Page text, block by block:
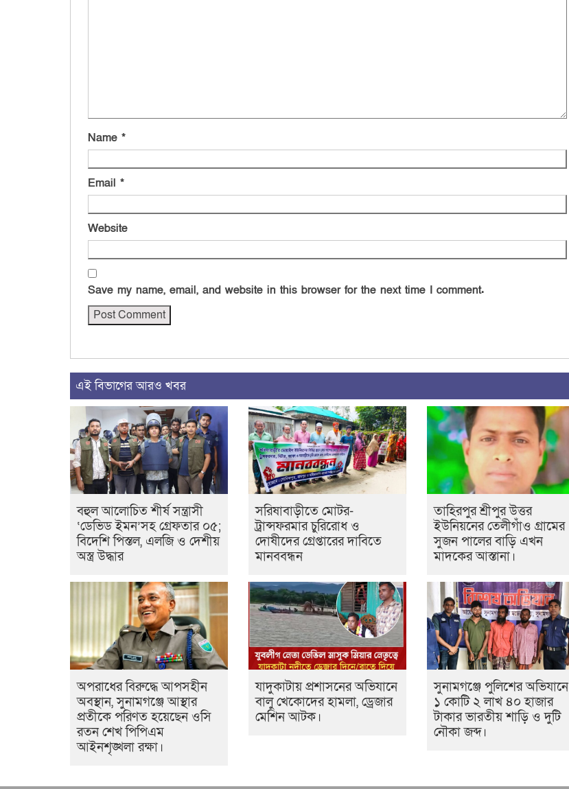
Name *
Email *
Website
Save my name, email, and website in this browser for the next time I comment.
এই বিভাগের আরও খবর
বহুল আলোচিত শীর্ষ সন্ত্রাসী
‘ডেভিড ইমন’সহ গ্রেফতার ০৫;
বিদেশি পিস্তল, এলজি ও দেশীয়
অস্ত্র উদ্ধার
সরিষাবাড়ীতে মোটর-
ট্রান্সফরমার চুরিরোধ ও
দোষীদের গ্রেপ্তারের দাবিতে
মানববন্ধন
তাহিরপুর শ্রীপুর উত্তর
ইউনিয়নের তেলীগাঁও গ্ৰামের
সুজন পালের বাড়ি এখন
মাদকের আস্তানা।
অপরাধের বিরুদ্ধে আপসহীন
অবস্থান, সুনামগঞ্জে আস্থার
প্রতীকে পরিণত হয়েছেন ওসি
রতন শেখ পিপিএম
আইনশৃঙ্খলা রক্ষা।
যাদুকাটায় প্রশাসনের অভিযানে
বালু খেকোদের হামলা, ড্রেজার
মেশিন আটক।
সুনামগঞ্জে পুলিশের অভিযানে
১ কোটি ২ লাখ ৪০ হাজার
টাকার ভারতীয় শাড়ি ও দুটি
নৌকা জব্দ।